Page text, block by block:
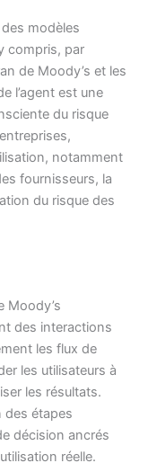
modèles
compris, par
de Moody’s et les
l’agent est une
du risque
notamment
fournisseurs, la
du risque des
Moody’s
des interactions
les flux de
les utilisateurs à
les résultats.
des étapes
décision ancrés
réelle.